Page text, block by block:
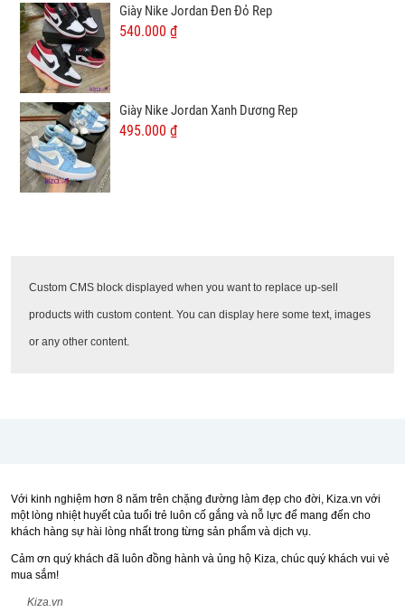
Giày Nike Jordan Đen Đỏ Rep
540.000 ₫
Giày Nike Jordan Xanh Dương Rep
495.000 ₫
Custom CMS block displayed when you want to replace up-sell
products with custom content. You can display here some text, images
or any other content.
Với kinh nghiệm hơn 8 năm trên chặng đường làm đẹp cho đời, Kiza.vn với
một lòng nhiệt huyết của tuổi trẻ luôn cố gắng và nỗ lực để mang đến cho
khách hàng sự hài lòng nhất trong từng sản phẩm và dịch vụ.
Cảm ơn quý khách đã luôn đồng hành và ủng hộ Kiza, chúc quý khách vui vẻ
mua sắm!
Kiza.vn